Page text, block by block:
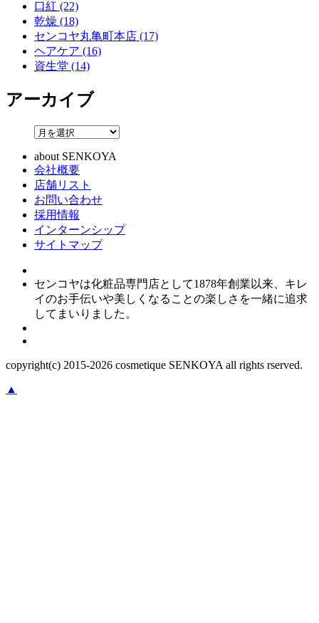
口紅 (22)
乾燥 (18)
センコヤ丸亀町本店 (17)
ヘアケア (16)
資生堂 (14)
アーカイブ
about SENKOYA
会社概要
店舗リスト
お問い合わせ
採用情報
インターンシップ
サイトマップ
センコヤは化粧品専門店として1878年創業以来、キレ
イのお手伝いや美しくなることの楽しさを一緒に追求
してまいりました。
copyright(c) 2015-2026 cosmetique SENKOYA all rights rserved.
▲